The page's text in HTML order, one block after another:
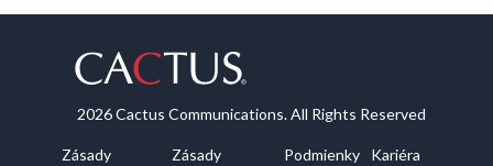
2026 Cactus Communications. All Rights Reserved
Zásady
Zásady
Podmienky
Kariéra